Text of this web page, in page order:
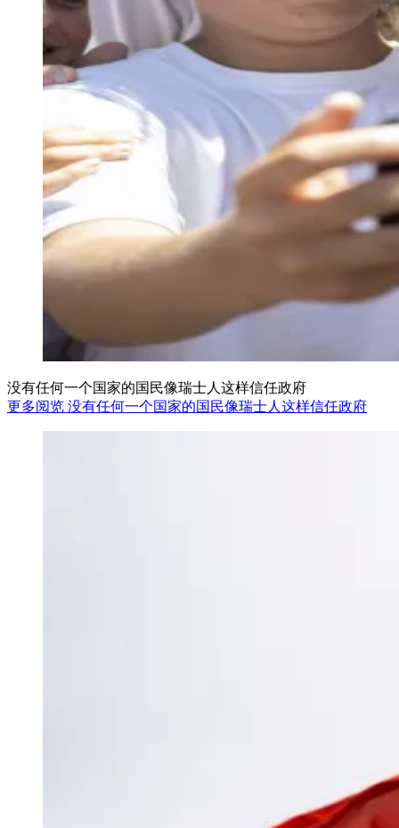
没有任何一个国家的国民像瑞士人这样信任政府
更多阅览 没有任何一个国家的国民像瑞士人这样信任政府